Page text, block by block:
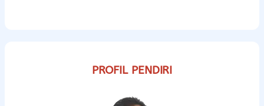
PROFIL PENDIRI